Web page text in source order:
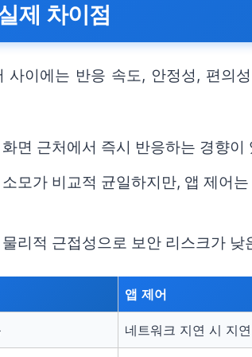
제 차이점
사이에는 반응 속도, 안정성, 편의
면 근처에서 즉시 반응하는 경향
모가 비교적 균일하지만, 앱 제어
리적 근접성으로 보안 리스크가
앱 제어
네트워크 지연 시 지